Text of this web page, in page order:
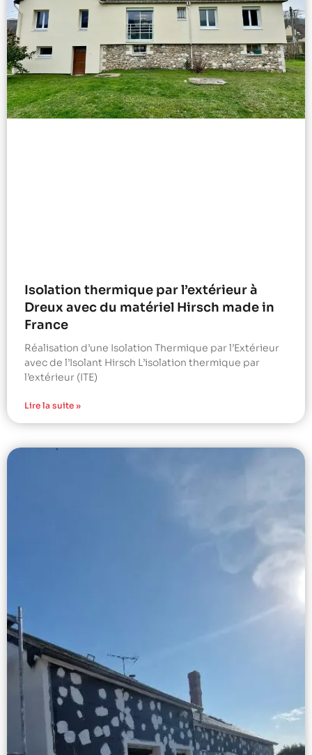
Isolation thermique par l’extérieur à
Dreux avec du matériel Hirsch made in
France
Réalisation d’une Isolation Thermique par l’Extérieur
avec de l’Isolant Hirsch L’isolation thermique par
l’extérieur (ITE)
Lire la suite »